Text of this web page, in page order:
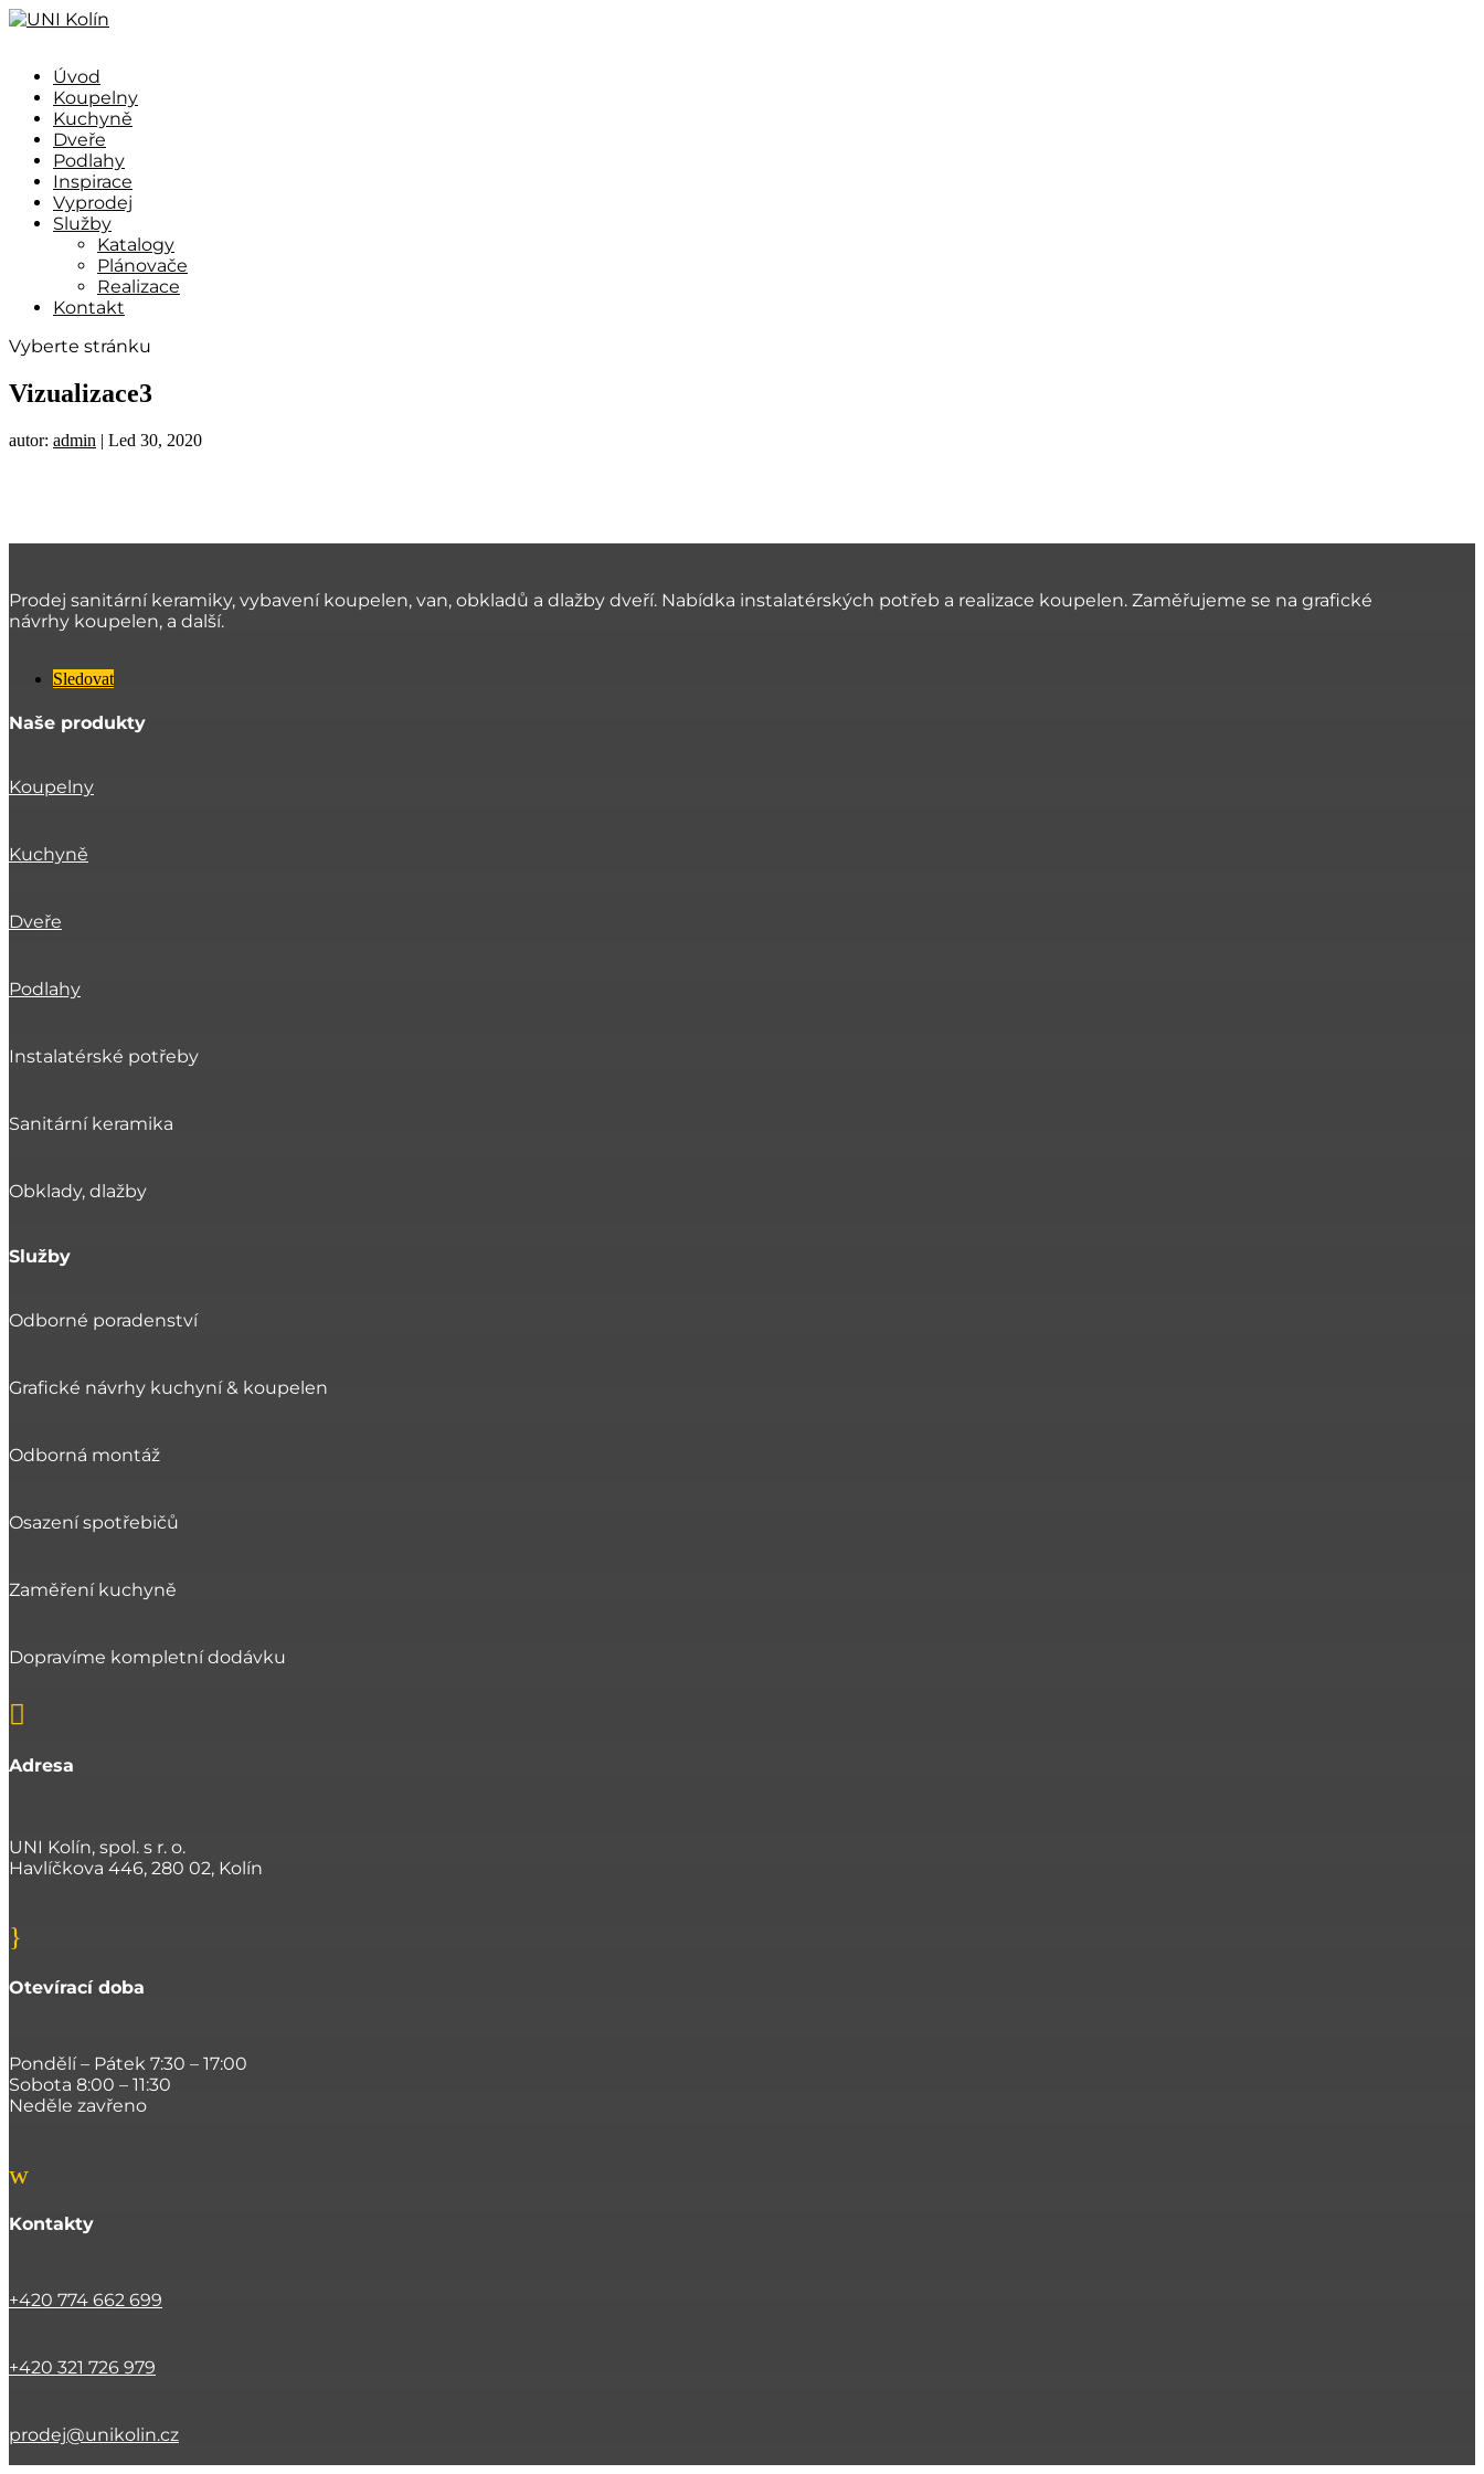
Úvod
Koupelny
Kuchyně
Dveře
Podlahy
Inspirace
Vyprodej
Služby
Katalogy
Plánovače
Realizace
Kontakt
Vyberte stránku
Vizualizace3
autor: admin | Led 30, 2020
Prodej sanitární keramiky, vybavení koupelen, van, obkladů a dlažby dveří. Nabídka instalatérských potřeb a realizace koupelen. Zaměřujeme se na grafické
návrhy koupelen, a další.
Sledovat
Naše produkty
Koupelny
Kuchyně
Dveře
Podlahy
Instalatérské potřeby
Sanitární keramika
Obklady, dlažby
Služby
Odborné poradenství
Grafické návrhy kuchyní & koupelen
Odborná montáž
Osazení spotřebičů
Zaměření kuchyně
Dopravíme kompletní dodávku

Adresa
UNI Kolín, spol. s r. o.
Havlíčkova 446, 280 02, Kolín
}
Otevírací doba
Pondělí – Pátek 7:30 – 17:00
Sobota 8:00 – 11:30
Neděle zavřeno
w
Kontakty
+420 774 662 699
+420 321 726 979
prodej@unikolin.cz